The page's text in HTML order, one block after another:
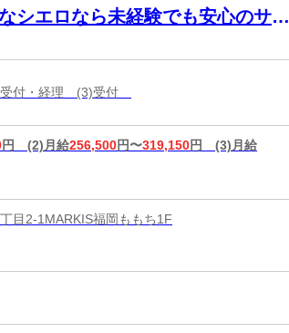
シエロなら未経験でも安心のサポ
付・経理 (3)受付
円 (2)月給256,500円〜319,150円
(3)月給
目2-1MARKIS福岡ももち1F